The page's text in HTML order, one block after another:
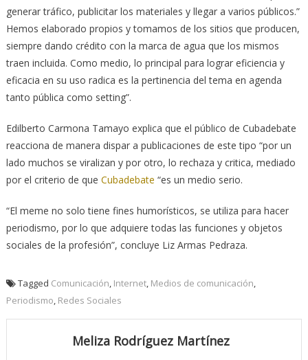
generar tráfico, publicitar los materiales y llegar a varios públicos.”
Hemos elaborado propios y tomamos de los sitios que producen,
siempre dando crédito con la marca de agua que los mismos
traen incluida. Como medio, lo principal para lograr eficiencia y
eficacia en su uso radica es la pertinencia del tema en agenda
tanto pública como setting”.
Edilberto Carmona Tamayo explica que el público de Cubadebate
reacciona de manera dispar a publicaciones de este tipo “por un
lado muchos se viralizan y por otro, lo rechaza y critica, mediado
por el criterio de que Cubadebate “es un medio serio.
“El meme no solo tiene fines humorísticos, se utiliza para hacer
periodismo, por lo que adquiere todas las funciones y objetos
sociales de la profesión”, concluye Liz Armas Pedraza.
Tagged Comunicación, Internet, Medios de comunicación,
Periodismo, Redes Sociales
Meliza Rodríguez Martínez